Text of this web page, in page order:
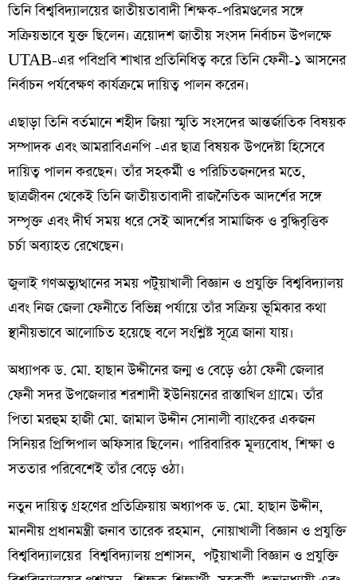
তিনি বিশ্ববিদ্যালয়ের জাতীয়তাবাদী শিক্ষক-পরিমণ্ডলের সঙ্গে
সক্রিয়ভাবে যুক্ত ছিলেন। ত্রয়োদশ জাতীয় সংসদ নির্বাচন উপলক্ষে
UTAB-এর পবিপ্রবি শাখার প্রতিনিধিত্ব করে তিনি ফেনী-১ আসনের
নির্বাচন পর্যবেক্ষণ কার্যক্রমে দায়িত্ব পালন করেন।
এছাড়া তিনি বর্তমানে শহীদ জিয়া স্মৃতি সংসদের আন্তর্জাতিক বিষয়ক
সম্পাদক এবং আমরাবিএনপি -এর ছাত্র বিষয়ক উপদেষ্টা হিসেবে
দায়িত্ব পালন করছেন। তাঁর সহকর্মী ও পরিচিতজনদের মতে,
ছাত্রজীবন থেকেই তিনি জাতীয়তাবাদী রাজনৈতিক আদর্শের সঙ্গে
সম্পৃক্ত এবং দীর্ঘ সময় ধরে সেই আদর্শের সামাজিক ও বুদ্ধিবৃত্তিক
চর্চা অব্যাহত রেখেছেন।
জুলাই গণঅভ্যুত্থানের সময় পটুয়াখালী বিজ্ঞান ও প্রযুক্তি বিশ্ববিদ্যালয়
এবং নিজ জেলা ফেনীতে বিভিন্ন পর্যায়ে তাঁর সক্রিয় ভূমিকার কথা
স্থানীয়ভাবে আলোচিত হয়েছে বলে সংশ্লিষ্ট সূত্রে জানা যায়।
অধ্যাপক ড. মো. হাছান উদ্দীনের জন্ম ও বেড়ে ওঠা ফেনী জেলার
ফেনী সদর উপজেলার শরশাদী ইউনিয়নের রাস্তাখিল গ্রামে। তাঁর
পিতা মরহুম হাজী মো. জামাল উদ্দীন সোনালী ব্যাংকের একজন
সিনিয়র প্রিন্সিপাল অফিসার ছিলেন। পারিবারিক মূল্যবোধ, শিক্ষা ও
সততার পরিবেশেই তাঁর বেড়ে ওঠা।
নতুন দায়িত্ব গ্রহণের প্রতিক্রিয়ায় অধ্যাপক ড. মো. হাছান উদ্দীন,
মাননীয় প্রধানমন্ত্রী জনাব তারেক রহমান, নোয়াখালী বিজ্ঞান ও প্রযুক্তি
বিশ্ববিদ্যালয়ের বিশ্ববিদ্যালয় প্রশাসন, পটুয়াখালী বিজ্ঞান ও প্রযুক্তি